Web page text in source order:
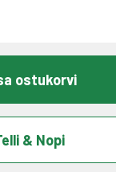
ostukorvi
& Nopi